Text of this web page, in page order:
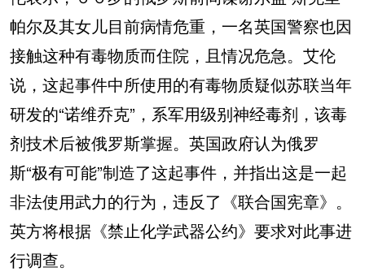
帕尔及其女儿目前病情危重，一名英国警察也因
接触这种有毒物质而住院，且情况危急。艾伦
说，这起事件中所使用的有毒物质疑似苏联当年
研发的“诺维乔克”，系军用级别神经毒剂，该毒
剂技术后被俄罗斯掌握。英国政府认为俄罗
斯“极有可能”制造了这起事件，并指出这是一起
非法使用武力的行为，违反了《联合国宪章》。
英方将根据《禁止化学武器公约》要求对此事进
行调查。